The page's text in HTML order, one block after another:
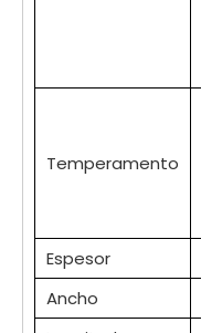
Temperamento
Espesor
Ancho